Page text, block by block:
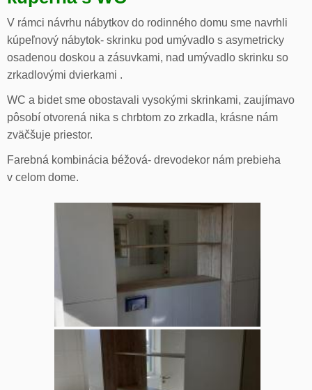
V rámci návrhu nábytkov do rodinného domu sme navrhli
kúpeľnový nábytok- skrinku pod umývadlo s asymetricky
osadenou doskou a zásuvkami, nad umývadlo skrinku so
zrkadlovými dvierkami .
WC a bidet sme obostavali vysokými skrinkami, zaujímavo
pôsobí otvorená nika s chrbtom zo zrkadla, krásne nám
zväčšuje priestor.
Farebná kombinácia béžová- drevodekor nám prebieha
v celom dome.